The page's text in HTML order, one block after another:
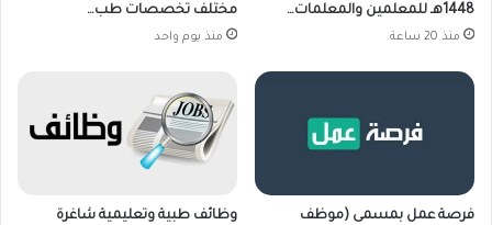
1448هـ للمعلمين والمعلمات…
منذ 20 ساعة
مختلف تخصصات طب…
منذ يوم واحد
فرصة عمل بمسمى (موظف
وظائف طبية وتعليمية شاغرة